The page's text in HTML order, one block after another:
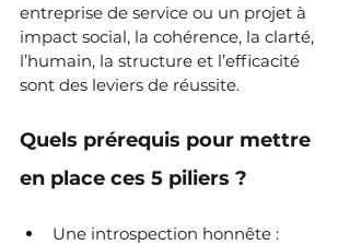
entreprise de service ou un projet à
impact social, la cohérence, la clarté,
l’humain, la structure et l’efficacité
sont des leviers de réussite.
Quels prérequis pour mettre
en place ces 5 piliers ?
Une introspection honnête :